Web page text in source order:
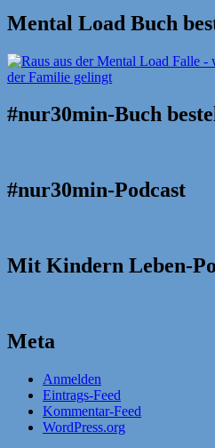
Mental Load Buch
#nur30min-Buch
#nur30min-Podcast
Mit Kindern Leben-
Meta
Anmelden
Eintrags-Feed
Kommentar-Feed
WordPress.org